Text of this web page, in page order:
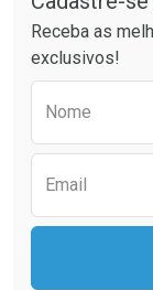
Ativar
Comprar sem
Comprar sem
Por R$ 26,21/
Receba as
exclusivos!
Nome
Email